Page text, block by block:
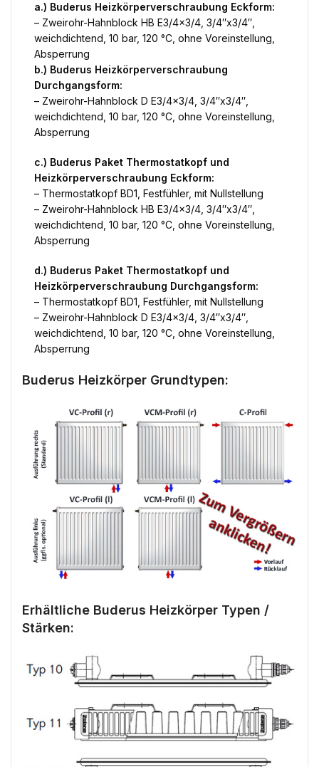
a.) Buderus Heizkörperverschraubung Eckform:
– Zweirohr-Hahnblock HB E3/4×3/4, 3/4″x3/4″,
weichdichtend, 10 bar, 120 °C, ohne Voreinstellung,
Absperrung
b.) Buderus Heizkörperverschraubung
Durchgangsform:
– Zweirohr-Hahnblock D E3/4×3/4, 3/4″x3/4″,
weichdichtend, 10 bar, 120 °C, ohne Voreinstellung,
Absperrung
c.) Buderus Paket Thermostatkopf und
Heizkörperverschraubung Eckform:
– Thermostatkopf BD1, Festfühler, mit Nullstellung
– Zweirohr-Hahnblock HB E3/4×3/4, 3/4″x3/4″,
weichdichtend, 10 bar, 120 °C, ohne Voreinstellung,
Absperrung
d.) Buderus Paket Thermostatkopf und
Heizkörperverschraubung Durchgangsform:
– Thermostatkopf BD1, Festfühler, mit Nullstellung
– Zweirohr-Hahnblock D E3/4×3/4, 3/4″x3/4″,
weichdichtend, 10 bar, 120 °C, ohne Voreinstellung,
Absperrung
Buderus Heizkörper Grundtypen:
Erhältliche Buderus Heizkörper Typen /
Stärken: